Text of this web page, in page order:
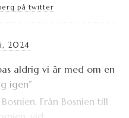
på twitter
2024
Från Bosnien till